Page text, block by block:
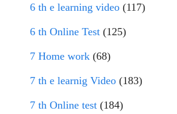
6 th e learning video (117)
6 th Online Test (125)
7 Home work (68)
7 th e learnig Video (183)
7 th Online test (184)